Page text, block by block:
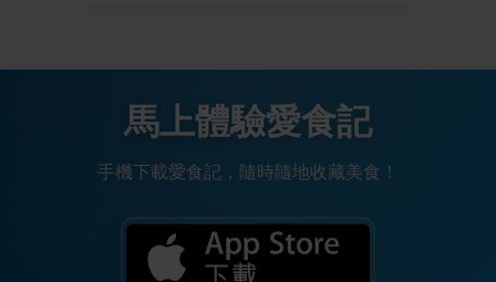
馬上體驗愛食記
手機下載愛食記，隨時隨地收藏美食！